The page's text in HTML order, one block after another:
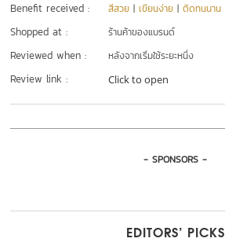
Benefit received : สีสวย |เขียนง่าย |ติดทนนาน
Shopped at : ร้านค้าของแบรนด์
Reviewed when : หลังจากเริ่มใช้ระยะหนึ่ง
Review link : Click to open
- SPONSORS -
EDITORS’ PICKS